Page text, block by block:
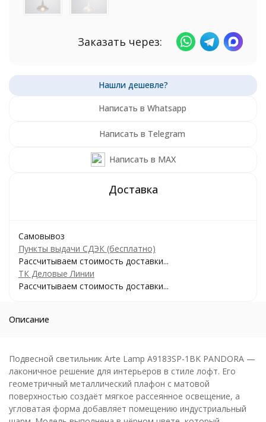
Заказать через:
Написать в Whatsapp
Написать в Telegram
Написать в MAX
Самовывоз
Пункты выдачи СДЭК (бесплатно)
Рассчитываем стоимость доставки...
ТК Деловые Линии
Рассчитываем стоимость доставки...
Описание
Подвесной светильник Arte Lamp A9183SP-1BK PANDORA —
лаконичное решение для интерьеров в стиле лофт. Его
геометричный металлический плафон с матовой
поверхностью создаёт мягкое рассеянное освещение, а
угловатая форма добавляет помещению индустриальный